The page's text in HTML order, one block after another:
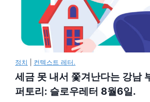
정치 컨텍스트 레터.
세금 못 내서 쫓겨난다는 강남
퍼토리: 슬로우레터 8월6일.